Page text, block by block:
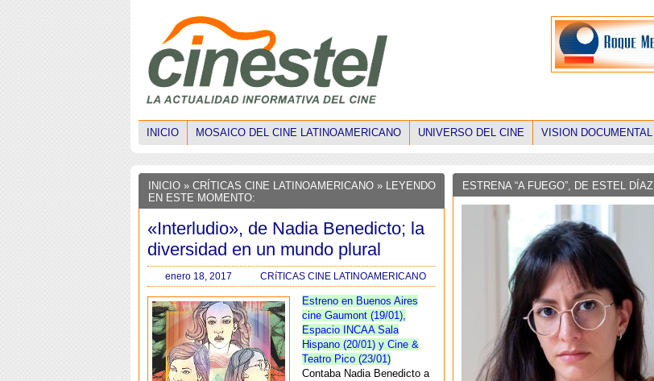
INICIO MOSAICO DEL CINE LATINOAMERICANO UNIVERSO DEL CINE VISION DOCUMENTAL
INICIO » CRÍTICAS CINE LATINOAMERICANO » LEYENDO
EN ESTE MOMENTO:
«Interludio», de Nadia Benedicto; la
diversidad en un mundo plural
enero 18, 2017 CRíTICAS CINE LATINOAMERICANO
Estreno en Buenos Aires
cine Gaumont (19/01),
Espacio INCAA Sala
Hispano (20/01) y Cine &
Teatro Pico (23/01)
Contaba Nadia Benedicto a
ESTRENA “A FUEGO”, DE ESTEL DÍAZ